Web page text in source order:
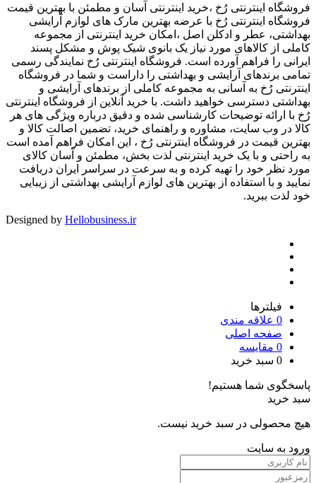
فروشگاه اینترنتی رُخ ،خرید اینترنتی آسان و مطمئن با بهترین قیمت
فروشگاه اینترنتی رُخ با عرضه بهترین مارک های لوازم آرایشی
بهداشتی، عطر و ادکلن اصل ،امکان خرید اینترنتی از مجموعه
کاملی از کالاهای مورد نیاز یک بانوی شیک پوش و مشکل پسند
ایرانی را فراهم آورده است. فروشگاه اینترنتی رُخ نمایندگی رسمی
تمامی برندهای آرایشی و بهداشتی را داراست و شما در فروشگاه
اینترنتی رُخ به آسانی به مجموعه کاملی از برندهای آرایشی و
بهداشتی دسترسی خواهید داشت. با خرید آنلاین از فروشگاه اینترنتی
رُخ با ارائه توضیحات کارشناسی شده و دقیق درباره ویژگی های هر
کالا در وب سایت، مشاوره و راهنمای خرید، تضمین اصالت کالا و
بهترین قیمت در فروشگاه اینترنتی رُخ ، این امکان فراهم آمده است
به راحتی و با یک خرید اینترنتی لذت بخش، مطمئن و آسان کالای
مورد نظر خود را تهیه کرده و به سرعت در سراسر ایران دریافت
نمایید و با استفاده از بهترین های لوازم آرایشی بهداشتی از زیبایی
خود لذت ببرید.
Designed by Hellobusiness.ir
فیلترها
0 علاقه مندی
صفحه اصلی
0 مقایسه
0 سبد خرید
پاسخگوی شما هستیم!
سبد خرید
هیچ محصولی در سبد خرید نیست.
ورود به سایت